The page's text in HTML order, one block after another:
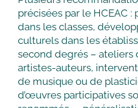
précisées par le HCEAC
dans les classes,
culturels dans les
second degrés – ateliers
artistes-auteurs,
de musique ou de
d’œuvres participatives